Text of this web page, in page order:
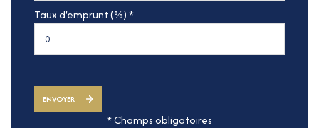
Taux d'emprunt (%) *
ENVOYER
* Champs obligatoires